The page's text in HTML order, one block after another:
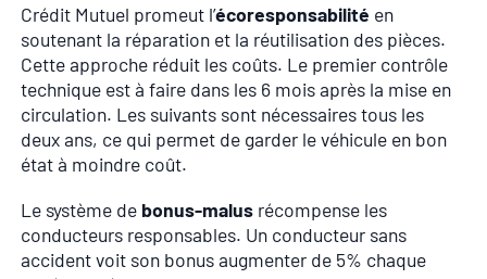
Crédit Mutuel promeut l’écoresponsabilité en
soutenant la réparation et la réutilisation des pièces.
Cette approche réduit les coûts. Le premier contrôle
technique est à faire dans les 6 mois après la mise en
circulation. Les suivants sont nécessaires tous les
deux ans, ce qui permet de garder le véhicule en bon
état à moindre coût.
Le système de bonus-malus récompense les
conducteurs responsables. Un conducteur sans
accident voit son bonus augmenter de 5% chaque